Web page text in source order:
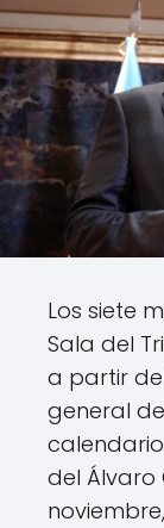
Los siete
Sala del
a partir
general
del Álvaro